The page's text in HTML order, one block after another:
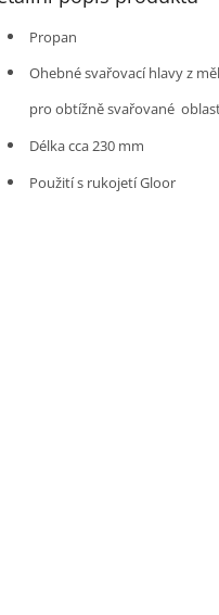
Propan
Ohebné svařovací hlavy z
pro obtížně svařované
Délka cca 230 mm
Použití s rukojetí Gloor